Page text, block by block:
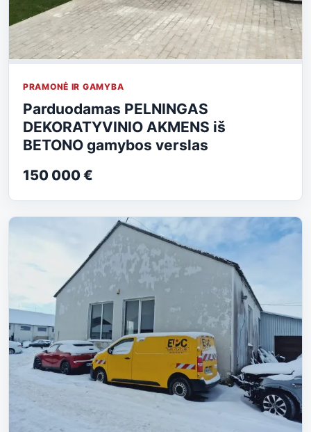
PRAMONĖ IR GAMYBA
Parduodamas PELNINGAS
DEKORATYVINIO AKMENS iš
BETONO gamybos verslas
150 000 €